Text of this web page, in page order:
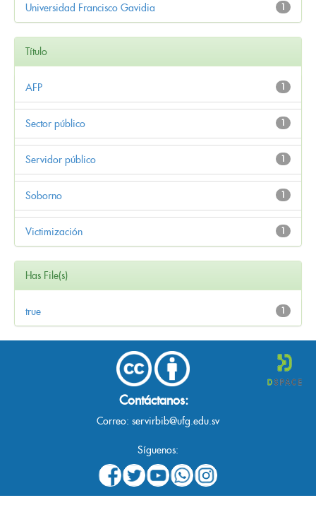
1
Universidad Francisco Gavidia
Título
1
AFP
1
Sector público
1
Servidor público
1
Soborno
1
Victimización
Has File(s)
1
true
Contáctanos:
Correo: servirbib@ufg.edu.sv
Síguenos: